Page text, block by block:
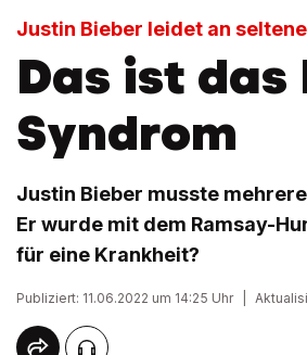
Justin Bieber leidet an
Das ist
Syndrom
Justin Bieber musste
Er wurde mit dem Ramsay-
für eine Krankheit?
Publiziert: 11.06.2022 um 14:25 Uhr